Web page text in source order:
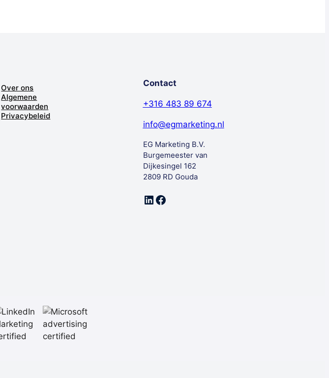
Over ons
Algemene
voorwaarden
Privacybeleid
Contact
+316 483 89 674
info@egmarketing.nl
EG Marketing B.V.
Burgemeester van
Dijkesingel 162
2809 RD Gouda
LinkedIn
Facebook